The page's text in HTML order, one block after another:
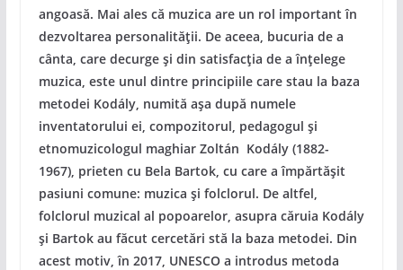
angoasă. Mai ales că muzica are un rol important în
dezvoltarea personalității. De aceea, bucuria de a
cânta, care decurge și din satisfacția de a înțelege
muzica, este unul dintre principiile care stau la baza
metodei Kodály, numită așa după numele
inventatorului ei, compozitorul, pedagogul și
etnomuzicologul maghiar Zoltán Kodály (1882-
1967), prieten cu Bela Bartok, cu care a împărtășit
pasiuni comune: muzica și folclorul. De altfel,
folclorul muzical al popoarelor, asupra căruia Kodály
și Bartok au făcut cercetări stă la baza metodei. Din
acest motiv, în 2017, UNESCO a introdus metoda